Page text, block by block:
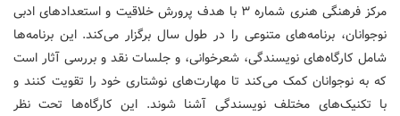
مرکز فرهنگی هنری شماره ۳ با هدف پرورش خلاقیت و استعدادهای ادبی
نوجوانان، برنامه‌های متنوعی را در طول سال برگزار می‌کند. این برنامه‌ها
شامل کارگاه‌های نویسندگی، شعرخوانی، و جلسات نقد و بررسی آثار است
که به نوجوانان کمک می‌کند تا مهارت‌های نوشتاری خود را تقویت کنند و
با تکنیک‌های مختلف نویسندگی آشنا شوند. این کارگاه‌ها تحت نظر